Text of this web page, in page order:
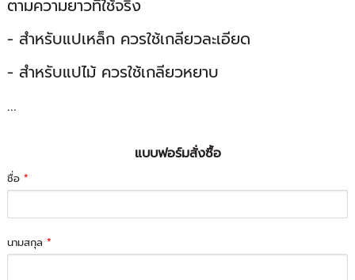
ตามความยาวที่ใช้จริง
- สำหรับแปเหล็ก ควรใช้เกลียวละเอียด
- สำหรับแปไม้ ควรใช้เกลียวหยาบ
...
แบบฟอร์มสั่งซื้อ
ชื่อ*
นามสกุล*